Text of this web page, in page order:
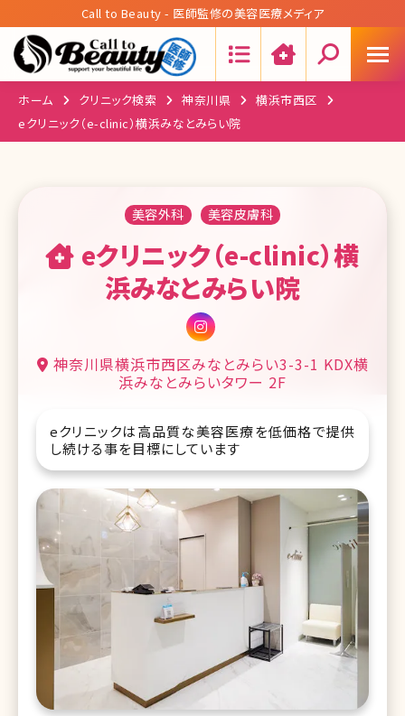
Call to Beauty - 医師監修の美容医療メディア
ホーム クリニック検索 神奈川県
横浜市西区
eクリニック（e-clinic）横浜みなとみらい院
美容外科 美容皮膚科
eクリニック（e-clinic）横
浜みなとみらい院
神奈川県横浜市西区みなとみらい3-3-1 KDX横
浜みなとみらいタワー 2F
eクリニックは高品質な美容医療を低価格で提供
し続ける事を目標にしています